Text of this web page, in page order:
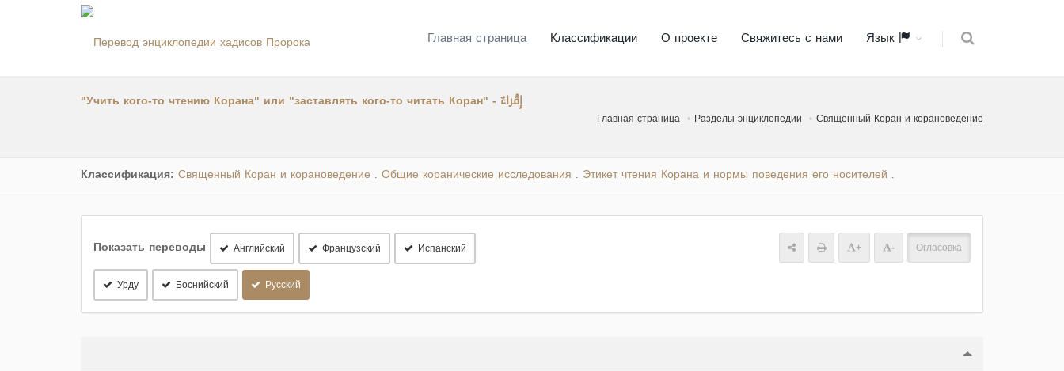
Главная страница Классификации О проекте Свяжитесь с нами Язык
"Учить кого-то чтению Корана" или "заставлять кого-то читать Коран" - إِقْراءٌ
Главная страница Разделы энциклопедии Священный Коран и корановедение
Классификация: Священный Коран и корановедение Общие коранические исследования Этикет чтения Корана и нормы поведения его носителей
Показать переводы Английский Французский Испанский
Урду Боснийский Русский
+ - Огласовка